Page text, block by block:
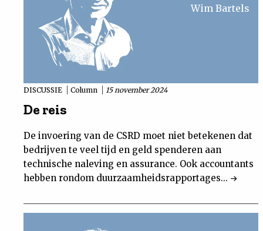
Wim Bartels
DISCUSSIE Column 15 november 2024
De reis
De invoering van de CSRD moet niet betekenen dat
bedrijven te veel tijd en geld spenderen aan
technische naleving en assurance. Ook accountants
hebben rondom duurzaamheidsrapportages...